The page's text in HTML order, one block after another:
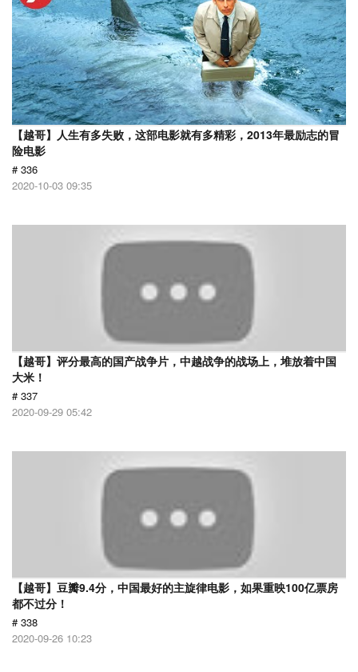
【越哥】人生有多失败，这部电影就有多精彩，2013年最励志的冒
险电影
# 336
2020-10-03 09:35
【越哥】评分最高的国产战争片，中越战争的战场上，堆放着中国
大米！
# 337
2020-09-29 05:42
【越哥】豆瓣9.4分，中国最好的主旋律电影，如果重映100亿票房
都不过分！
# 338
2020-09-26 10:23